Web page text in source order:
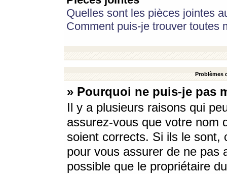
Quelles sont les pièces jointes
Comment puis-je trouver toutes
Problèmes
» Pourquoi ne puis-je pas
Il y a plusieurs raisons qui
assurez-vous que votre nom
soient corrects. Si ils le sont,
pour vous assurer de ne pas
possible que le propriétaire